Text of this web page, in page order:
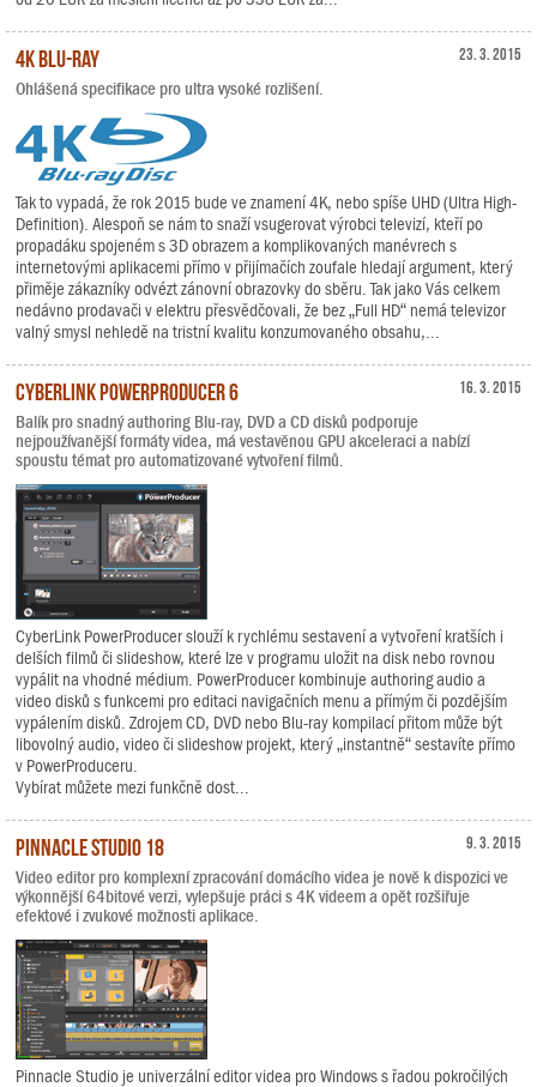
23. 3. 2015
4K Blu-ray
Ohlášená specifikace pro ultra vysoké rozlišení.
Tak to vypadá, že rok 2015 bude ve znamení 4K, nebo spíše UHD (Ultra High-
Definition). Alespoň se nám to snaží vsugerovat výrobci televizí, kteří po
propadáku spojeném s 3D obrazem a komplikovaných manévrech s
internetovými aplikacemi přímo v přijímačích zoufale hledají argument, který
přiměje zákazníky odvézt zánovní obrazovky do sběru. Tak jako Vás celkem
nedávno prodavači v elektru přesvědčovali, že bez „Full HD“ nemá televizor
valný smysl nehledě na tristní kvalitu konzumovaného obsahu,...
16. 3. 2015
CyberLink PowerProducer 6
Balík pro snadný authoring Blu-ray, DVD a CD disků podporuje
nejpoužívanější formáty videa, má vestavěnou GPU akceleraci a nabízí
spoustu témat pro automatizované vytvoření filmů.
CyberLink PowerProducer slouží k rychlému sestavení a vytvoření kratších i
delších filmů či slideshow, které lze v programu uložit na disk nebo rovnou
vypálit na vhodné médium. PowerProducer kombinuje authoring audio a
video disků s funkcemi pro editaci navigačních menu a přímým či pozdějším
vypálením disků. Zdrojem CD, DVD nebo Blu-ray kompilací přitom může být
libovolný audio, video či slideshow projekt, který „instantně“ sestavíte přímo
v PowerProduceru.
Vybírat můžete mezi funkčně dost...
9. 3. 2015
Pinnacle Studio 18
Video editor pro komplexní zpracování domácího videa je nově k dispozici ve
výkonnější 64bitové verzi, vylepšuje práci s 4K videem a opět rozšiřuje
efektové i zvukové možnosti aplikace.
Pinnacle Studio je univerzální editor videa pro Windows s řadou pokročilých